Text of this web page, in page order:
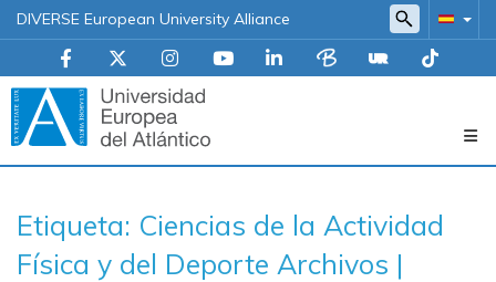
DIVERSE European University Alliance
principal
Etiqueta: Ciencias de la Actividad
Física y del Deporte Archivos |